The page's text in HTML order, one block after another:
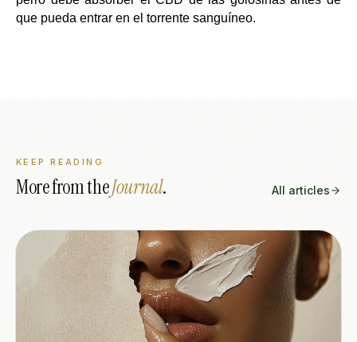
que pueda entrar en el torrente sanguíneo.
KEEP READING
More from theJournal. All articles